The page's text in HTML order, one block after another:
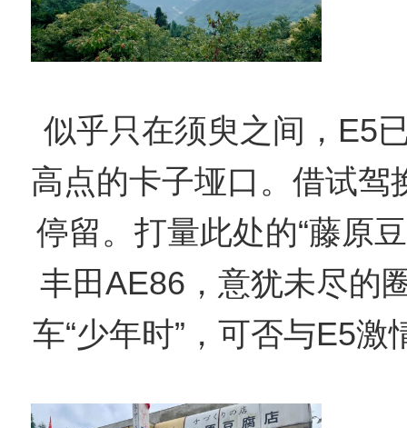
似乎只在须臾之间，E5
高点的卡子垭口。借试驾
停留。打量此处的“藤原
丰田AE86，意犹未尽的
车“少年时”，可否与E5